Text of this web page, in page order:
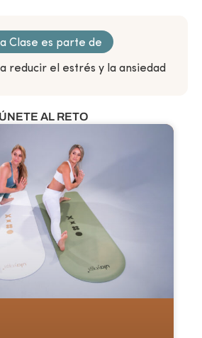
Clase es parte de
reducir el estrés y la ansiedad
ÚNETE AL RETO